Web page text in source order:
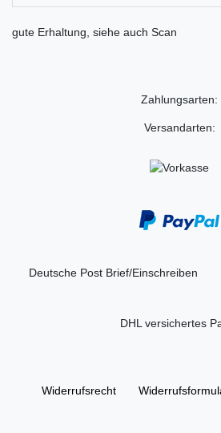
gute Erhaltung, siehe auch Scan
Zahlungsarten:
Versandarten:
Deutsche Post Brief/Einschreiben
DHL versichertes
Widerrufs­recht